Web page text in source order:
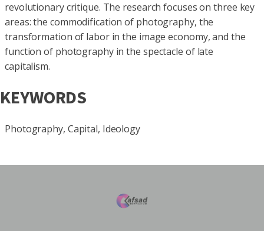
revolutionary critique. The research focuses on three key
areas: the commodification of photography, the
transformation of labor in the image economy, and the
function of photography in the spectacle of late
capitalism.
KEYWORDS
Photography, Capital, Ideology